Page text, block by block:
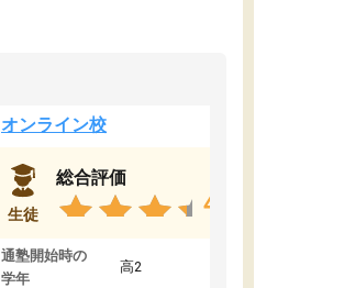
オンライン校
生徒
総合評価
4.8
通塾開始時の
学年
高2